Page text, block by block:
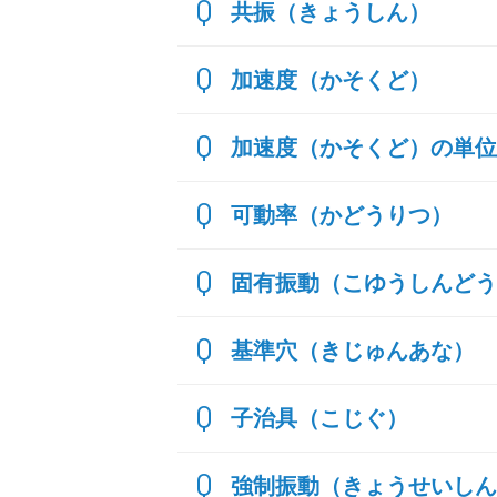
共振（きょうしん）
加速度（かそくど）
加速度（かそくど）の単位
可動率（かどうりつ）
固有振動（こゆうしんどう
基準穴（きじゅんあな）
子治具（こじぐ）
強制振動（きょうせいしん